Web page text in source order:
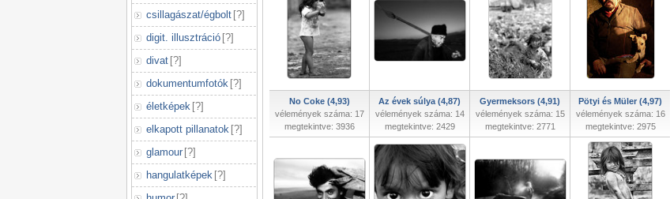
csillagászat/égbolt [?]
digit. illusztráció [?]
divat [?]
dokumentumfotók [?]
életképek [?]
elkapott pillanatok [?]
glamour [?]
hangulatképek [?]
No Coke (4,93)
vélemények száma: 17
megtekintve: 3936
Az évek súlya (4,87)
vélemények száma: 14
megtekintve: 2429
Gyermeksors (4,91)
vélemények száma: 15
megtekintve: 2771
Pötyi és Müler (4,97)
vélemények száma: 16
megtekintve: 2975